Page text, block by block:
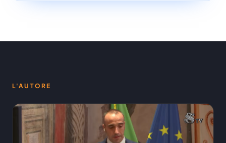
L'AUTORE